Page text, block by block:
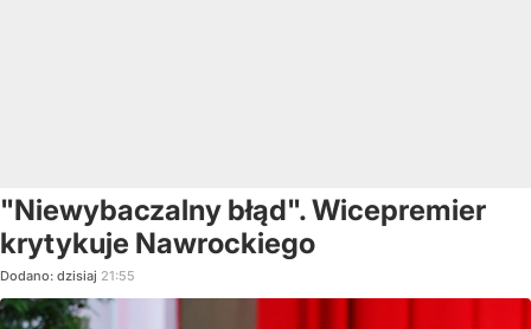
"Niewybaczalny błąd". Wicepremier
krytykuje Nawrockiego
Dodano: dzisiaj 21:55